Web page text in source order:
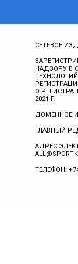
СЕТЕВОЕ
НАДЗОРУ В
О
2021 Г.
ДОМЕННОЕ
ГЛАВНЫЙ
АДРЕС
ТЕЛЕФОН: